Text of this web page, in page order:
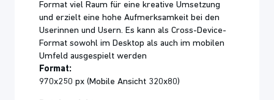
Format viel Raum für eine kreative Umsetzung
und erzielt eine hohe Aufmerksamkeit bei den
Userinnen und Usern. Es kann als Cross-Device-
Format sowohl im Desktop als auch im mobilen
Umfeld ausgespielt werden
Format:
970x250 px (Mobile Ansicht 320x80)